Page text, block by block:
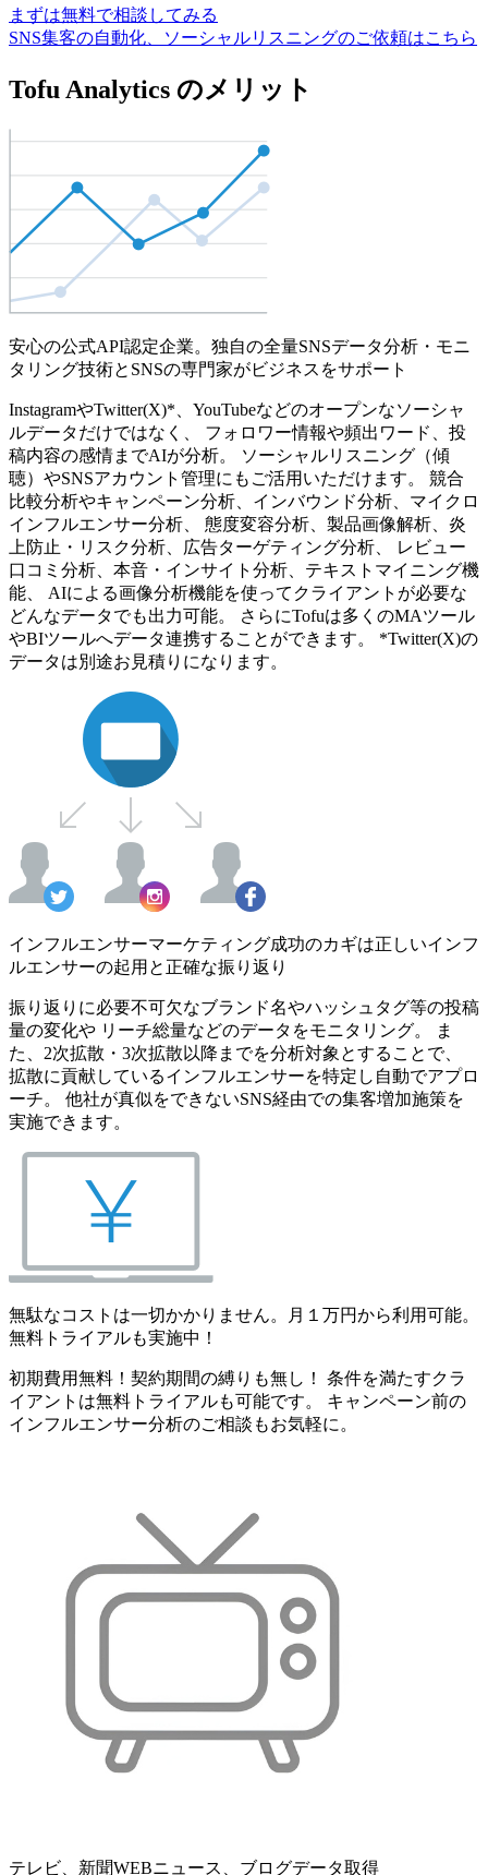
まずは無料で相談してみる
SNS集客の自動化、ソーシャルリスニングのご依頼はこちら
Tofu Analytics のメリット
安心の公式API認定企業。独自の全量SNSデータ分析・モニ
タリング技術とSNSの専門家がビジネスをサポート
InstagramやTwitter(X)*、YouTubeなどのオープンなソーシャ
ルデータだけではなく、 フォロワー情報や頻出ワード、投
稿内容の感情までAIが分析。 ソーシャルリスニング（傾
聴）やSNSアカウント管理にもご活用いただけます。 競合
比較分析やキャンペーン分析、インバウンド分析、マイクロ
インフルエンサー分析、 態度変容分析、製品画像解析、炎
上防止・リスク分析、広告ターゲティング分析、 レビュー
口コミ分析、本音・インサイト分析、テキストマイニング機
能、 AIによる画像分析機能を使ってクライアントが必要な
どんなデータでも出力可能。 さらにTofuは多くのMAツール
やBIツールへデータ連携することができます。 *Twitter(X)の
データは別途お見積りになります。
インフルエンサーマーケティング成功のカギは正しいインフ
ルエンサーの起用と正確な振り返り
振り返りに必要不可欠なブランド名やハッシュタグ等の投稿
量の変化や リーチ総量などのデータをモニタリング。 ま
た、2次拡散・3次拡散以降までを分析対象とすることで、
拡散に貢献しているインフルエンサーを特定し自動でアプロ
ーチ。 他社が真似をできないSNS経由での集客増加施策を
実施できます。
無駄なコストは一切かかりません。月１万円から利用可能。
無料トライアルも実施中！
初期費用無料！契約期間の縛りも無し！ 条件を満たすクラ
イアントは無料トライアルも可能です。 キャンペーン前の
インフルエンサー分析のご相談もお気軽に。
テレビ、新聞WEBニュース、ブログデータ取得